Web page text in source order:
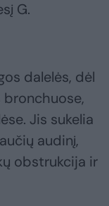
G.
dalelės, dėl
Jis sukelia
audinį,
obstrukcija ir